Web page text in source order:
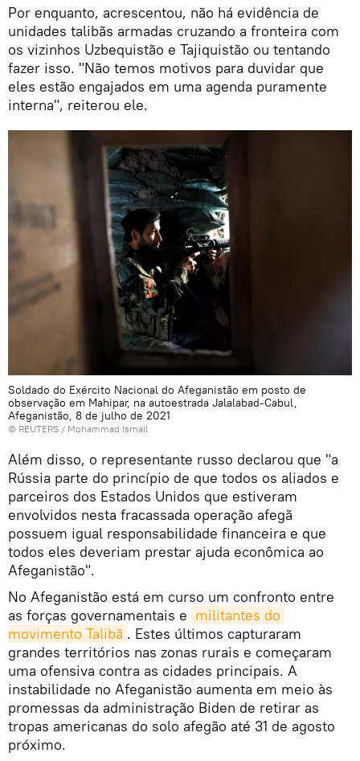
Por enquanto, acrescentou, não há evidência de
unidades talibãs armadas cruzando a fronteira com
os vizinhos Uzbequistão e Tajiquistão ou tentando
fazer isso. "Não temos motivos para duvidar que
eles estão engajados em uma agenda puramente
interna", reiterou ele.
Soldado do Exército Nacional do Afeganistão em posto de
observação em Mahipar, na autoestrada Jalalabad-Cabul,
Afeganistão, 8 de julho de 2021
© REUTERS / Mohammad Ismail
Além disso, o representante russo declarou que "a
Rússia parte do princípio de que todos os aliados e
parceiros dos Estados Unidos que estiveram
envolvidos nesta fracassada operação afegã
possuem igual responsabilidade financeira e que
todos eles deveriam prestar ajuda econômica ao
Afeganistão".
No Afeganistão está em curso um confronto entre
as forças governamentais e militantes do
movimento Talibã . Estes últimos capturaram
grandes territórios nas zonas rurais e começaram
uma ofensiva contra as cidades principais. A
instabilidade no Afeganistão aumenta em meio às
promessas da administração Biden de retirar as
tropas americanas do solo afegão até 31 de agosto
próximo.